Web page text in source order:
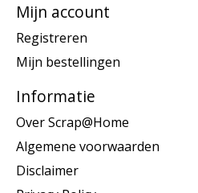
Mijn account
Registreren
Mijn bestellingen
Informatie
Over Scrap@Home
Algemene voorwaarden
Disclaimer